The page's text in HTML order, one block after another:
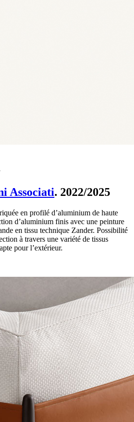
Associati. 2022/2025
en profilé d’aluminium de haute
d’aluminium finis avec une peinture
en tissu technique Zander. Possibilité
à travers une variété de tissus
pour l’extérieur.